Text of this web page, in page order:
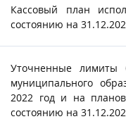
Кассовый план
состоянию на
Уточненные лимиты
муниципального
2022 год и на
состоянию на